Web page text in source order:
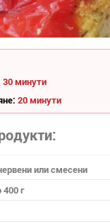
30 минути
20 минути
или смесени
г